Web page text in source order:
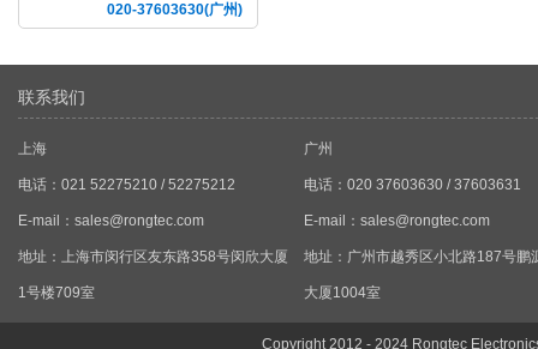
020-37603630(广州)
联系我们
上海
电话：021 52275210 / 52275212
E-mail： sales@rongtec.com
地址：上海市闵行区友东路358号闵欣大厦
1号楼709室
广州
电话：020 37603630 / 37603631
E-mail： sales@rongtec.com
地址：广州市越秀区小北路187号鹏
大厦1004室
Copyright 2012 - 2024 Rongtec